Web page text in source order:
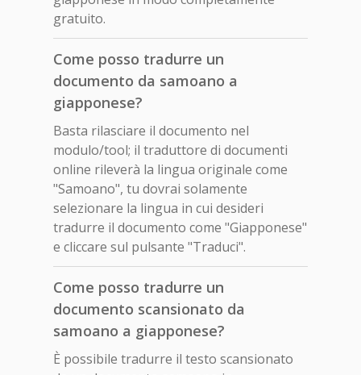
gratuito.
Come posso tradurre un
documento da samoano a
giapponese?
Basta rilasciare il documento nel
modulo/tool; il traduttore di documenti
online rileverà la lingua originale come
"Samoano", tu dovrai solamente
selezionare la lingua in cui desideri
tradurre il documento come "Giapponese"
e cliccare sul pulsante "Traduci".
Come posso tradurre un
documento scansionato da
samoano a giapponese?
È possibile tradurre il testo scansionato